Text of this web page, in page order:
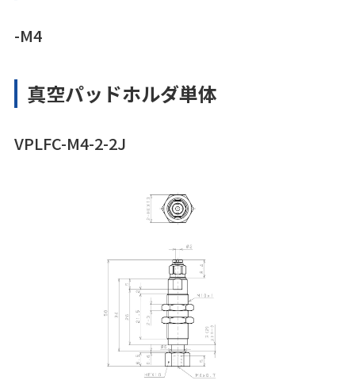
-M4
真空パッドホルダ単体
VPLFC-M4-2-2J